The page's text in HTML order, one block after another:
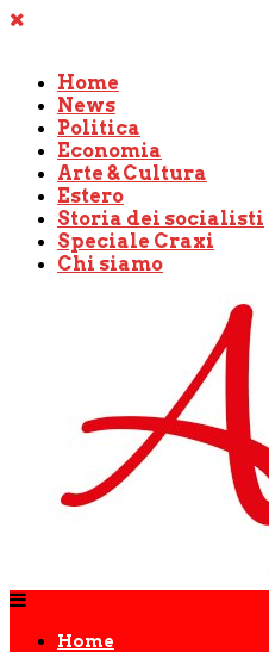
Home
News
Politica
Economia
Arte & Cultura
Estero
Storia dei socialisti
Speciale Craxi
Chi siamo
Home